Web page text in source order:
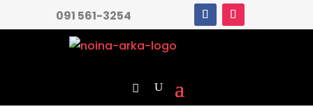
091 561-3254